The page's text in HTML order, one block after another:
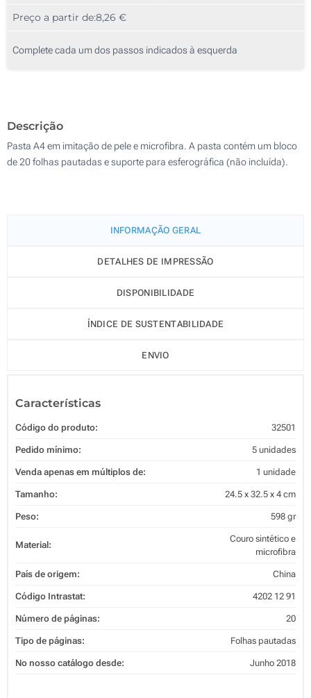
Sem impressão
10
25
Outra :
Preço a partir de:8,26 €
Complete cada um dos passos indicados à esquerda
Descrição
Pasta A4 em imitação de pele e microfibra. A pasta contém um bloco
de 20 folhas pautadas e suporte para esferográfica (não incluída).
INFORMAÇÃO GERAL
DETALHES DE IMPRESSÃO
DISPONIBILIDADE
ÍNDICE DE SUSTENTABILIDADE
ENVIO
Características
Código do produto: 32501
Pedido mínimo: 5 unidades
Venda apenas em múltiplos de: 1 unidade
Tamanho: 24.5 x 32.5 x 4 cm
Peso: 598 gr
Material:
Couro sintético e
microfibra
País de origem: China
Código Intrastat: 4202 12 91
Número de páginas: 20
Tipo de páginas: Folhas pautadas
No nosso catálogo desde: Junho 2018